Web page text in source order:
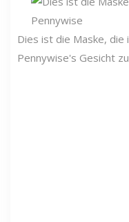
Dies ist die Maske, die
Pennywise's Gesicht